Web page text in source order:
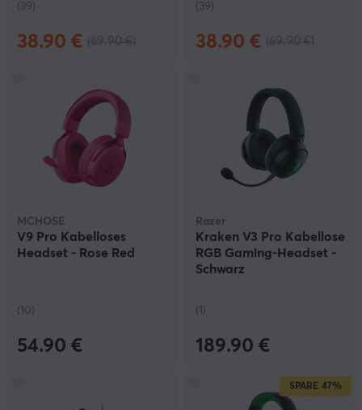
(39)
38.90 €
(39)
38.90 €
MCHOSE
V9 Pro Kabelloses
Headset - Rose Red
(10)
54.90 €
Razer
Kraken V3 Pro Kabellose
RGB Gaming-Headset -
Schwarz
(1)
189.90 €
SPARE 47%